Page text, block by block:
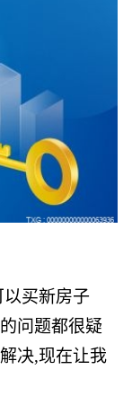
买新房子
问题都很疑
决,现在让我